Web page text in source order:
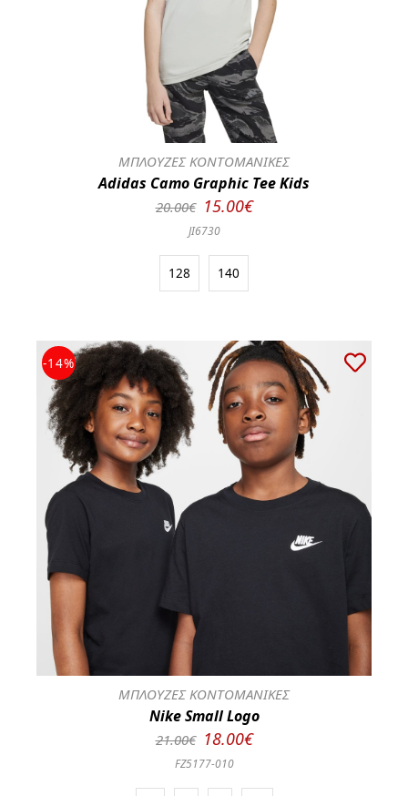
ΜΠΛΟΥΖΕΣ ΚΟΝΤΟΜΑΝΙΚΕΣ
Adidas Camo Graphic Tee Kids
20.00€ 15.00€
JI6730
128 140
-14%
ΜΠΛΟΥΖΕΣ ΚΟΝΤΟΜΑΝΙΚΕΣ
Nike Small Logo
21.00€ 18.00€
FZ5177-010